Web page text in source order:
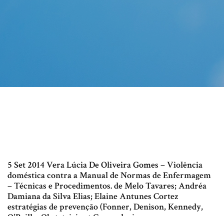
5 Set 2014 Vera Lúcia De Oliveira Gomes – Violência
doméstica contra a Manual de Normas de Enfermagem
– Técnicas e Procedimentos. de Melo Tavares; Andréa
Damiana da Silva Elias; Elaine Antunes Cortez
estratégias de prevenção (Fonner, Denison, Kennedy,